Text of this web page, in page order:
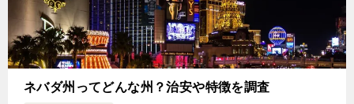
ネバダ州ってどんな州？治安や特徴を調査